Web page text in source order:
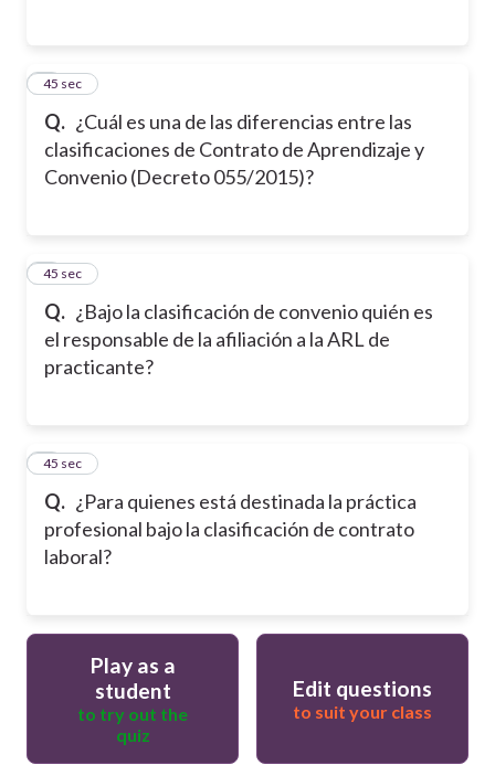
Q. ¿Cuál es una de las diferencias entre las
clasificaciones de Contrato de Aprendizaje y
Convenio (Decreto 055/2015)?
4
45 sec
Q. ¿Bajo la clasificación de convenio quién es
el responsable de la afiliación a la ARL de
practicante?
5
45 sec
Q. ¿Para quienes está destinada la práctica
profesional bajo la clasificación de contrato
laboral?
6
45 sec
Play as a
student
to try out the
quiz
Edit questions
to suit your class